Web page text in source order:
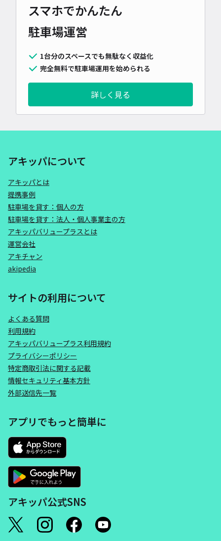
スマホでかんたん
駐車場運営
1台分のスペースでも無駄なく収益化
完全無料で駐車場運用を始められる
詳しく見る
アキッパについて
アキッパとは
提携事例
駐車場を貸す：個人の方
駐車場を貸す：法人・個人事業主の方
アキッパバリュープラスとは
運営会社
アキチャン
akipedia
サイトの利用について
よくある質問
利用規約
アキッパバリュープラス利用規約
プライバシーポリシー
特定商取引法に関する記載
情報セキュリティ基本方針
外部送信先一覧
アプリでもっと簡単に
アキッパ公式SNS